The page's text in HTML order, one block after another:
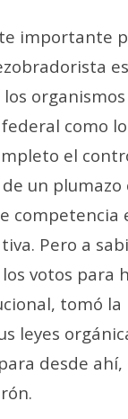
importante
es
como
el
un plumazo
competencia
Pero a
votos para
tomó la
leyes
desde